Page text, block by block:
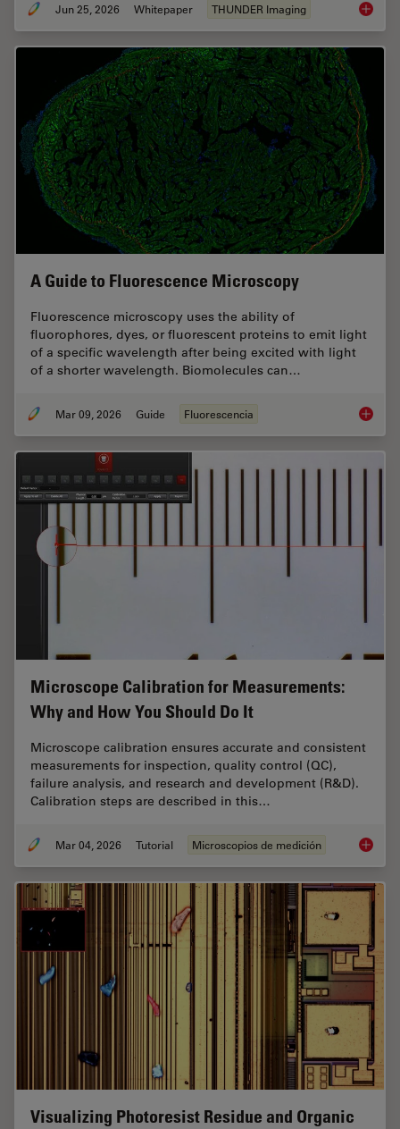
Jun 25, 2026 Whitepaper THUNDER Imaging Fast,
A Guide to Fluorescence Microscopy
Fluorescence microscopy uses the ability of
fluorophores, dyes, or fluorescent proteins to emit light
of a specific wavelength after being excited with light
of a shorter wavelength. Biomolecules can…
Mar 09, 2026 Guide Fluorescencia A
Microscope Calibration for Measurements:
Why and How You Should Do It
Microscope calibration ensures accurate and consistent
measurements for inspection, quality control (QC),
failure analysis, and research and development (R&D).
Calibration steps are described in this…
Mar 04, 2026 Tutorial Microscopios de medición
Visualizing Photoresist Residue and Organic